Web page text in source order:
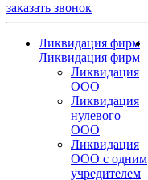
заказать звонок
Ликвидация фирм
Ликвидация фирм
Ликвидация
ООО
Ликвидация
нулевого
ООО
Ликвидация
ООО с одним
учредителем